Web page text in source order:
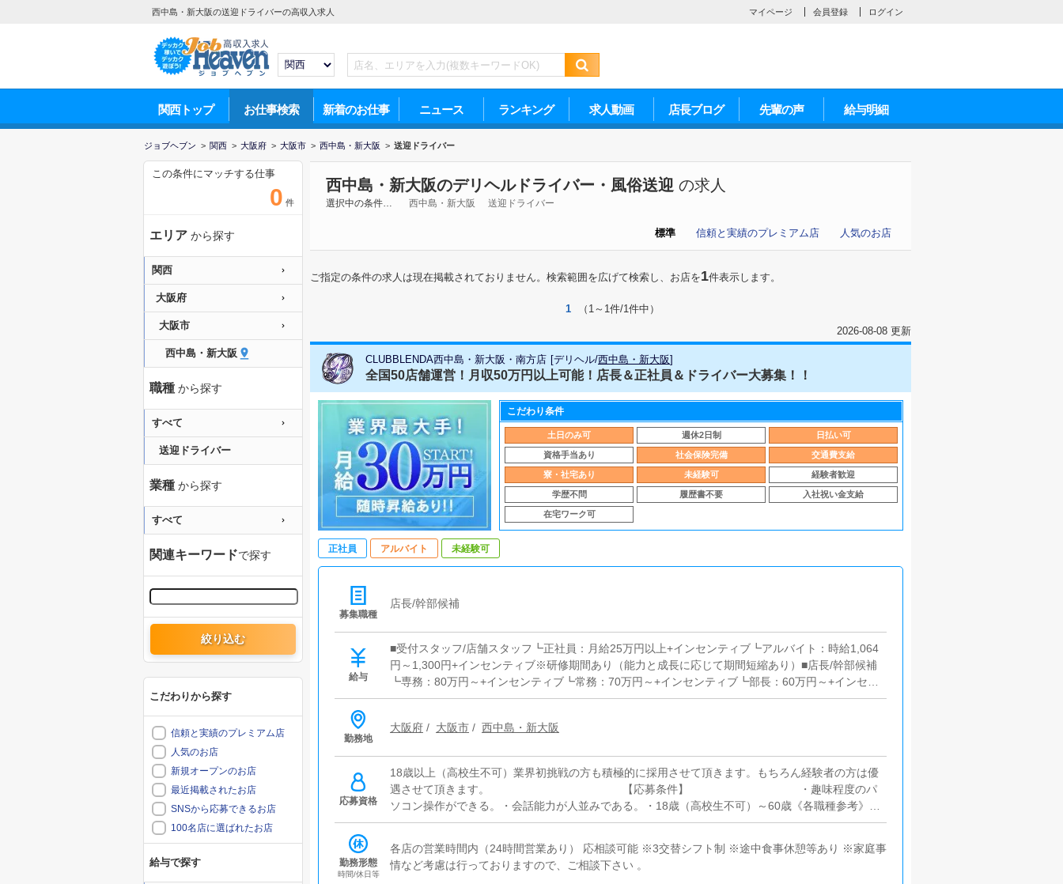
西中島・新大阪の送迎ドライバーの高収入求人 マイページ 会員登録 ログイン
関西トップ お仕事検索 新着のお仕事 ニュース ランキング 求人動画 店長ブログ 先輩の声 給与明細
ジョブヘブン > 関西 > 大阪府 > 大阪市 > 西中島・新大阪 > 送迎ドライバー
西中島・新大阪のデリヘルドライバー・風俗送迎 の求人
選択中の条件… 西中島・新大阪 送迎ドライバー
人気のお店
信頼と実績のプレミアム店
標準
ご指定の条件の求人は現在掲載されておりません。検索範囲を広げて検索し、お店を1件表示します。
1
（1～1件/1件中）
2026-08-08 更新
CLUBBLENDA西中島・新大阪・南方店 [デリヘル/西中島・新大阪]
全国50店舗運営！月収50万円以上可能！店長＆正社員＆ドライバー大募集！！
こだわり条件
土日のみ可 週休2日制 日払い可
資格手当あり 社会保険完備 交通費支給
寮・社宅あり 未経験可 経験者歓迎
学歴不問 履歴書不要 入社祝い金支給
在宅ワーク可
正社員 アルバイト 未経験可
募集職種
店長/幹部候補
給与
■受付スタッフ/店舗スタッフ┗正社員：月給25万円以上+インセンティブ┗アルバイト：時給1,064
円～1,300円+インセンティブ※研修期間あり（能力と成長に応じて期間短縮あり）■店長/幹部候補
┗専務：80万円～+インセンティブ┗常務：70万円～+インセンティブ┗部長：60万円～+インセン
ティブ┗店長：50万円～+インセンティブ┗マネージャー：35万円以上+インセンティブ■ドライバ
スタッフ20万円～60万円■店舗事務スタッフ25万円～35万円＋能力給■企画運営スタッフ30万円～7
給※随時、昇進と昇給がございます！
勤務地
大阪府 / 大阪市 / 西中島・新大阪
応募資格
18歳以上（高校生不可）業界初挑戦の方も積極的に採用させて頂きます。もちろん経験者の方は優
遇させて頂きます。 【応募条件】 ・趣味程度のパ
ソコン操作ができる。・会話能力が人並みである。・18歳（高校生不可）～60歳《各職種参考》
１．店長/幹部候補■18歳（高校生不可）～49歳■普通免許不要■未経験者大歓迎■ 経験者優遇※店舗
ッフ■18歳（高校生不可）～49歳■普通免許不要■未経験者大歓迎■経験者優遇※電話受付 / サイトの
更新 / 女の子のフォローが主な業務です。３．ドライバー■18歳（高校生不可）～60歳■要普通免許■
勤務形態
時間/休日等
各店の営業時間内（24時間営業あり） 応相談可能 ※3交替シフト制 ※途中食事休憩等あり ※家庭事
情など考慮は行っておりますので、ご相談下さい 。
この条件にマッチする仕事
0 件
エリア から探す
関西
大阪府
大阪市
西中島・新大阪
職種 から探す
すべて
送迎ドライバー
業種 から探す
すべて
関連キーワードで探す
絞り込む
こだわりから探す
信頼と実績のプレミアム店
人気のお店
新規オープンのお店
最近掲載されたお店
SNSから応募できるお店
100名店に選ばれたお店
給与で探す